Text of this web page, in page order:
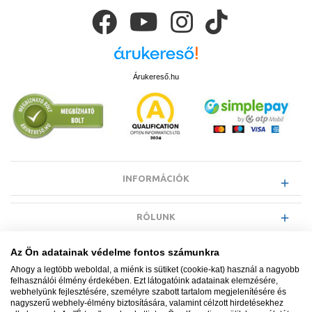
Automatikus (ütemezett) visszamosás
Kétfázisú, nagy teljesítményű visszamosás (egyedileg
100 µm-es szűrőszitával rendelkező vízszűrő betétet a
Elektronikus vezérlőelemek, információs kijelző
Vízszintes és függőleges helyzetben egyaránt beépíthető
Szennyvízcsatlakozás
Nyomás csökkentővel - Combi - is rendelhető
Árukereső.hu
INFORMÁCIÓK
RÓLUNK
EGYÉB INFORMÁCIÓK
VÁSÁRLÓI INFORMÁCIÓK
Az Ön adatainak védelme fontos számunkra
Ahogy a legtöbb weboldal, a miénk is sütiket (cookie-kat) használ a nagyobb
felhasználói élmény érdekében. Ezt látogatóink adatainak elemzésére,
webhelyünk fejlesztésére, személyre szabott tartalom megjelenítésére és
nagyszerű webhely-élmény biztosítására, valamint célzott hirdetésekhez